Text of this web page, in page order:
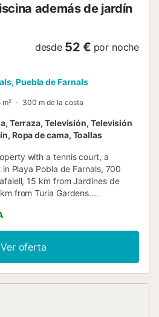
además de jardín
desde 52 € por noche
Puebla de Farnals
m² 300 m de la costa
Terraza, Televisión, Televisión
Ropa de cama, Toallas
with a tennis court, a
Playa Pobla de Farnals, 700
15 km from Jardines de
from Turia Gardens....
Ver oferta